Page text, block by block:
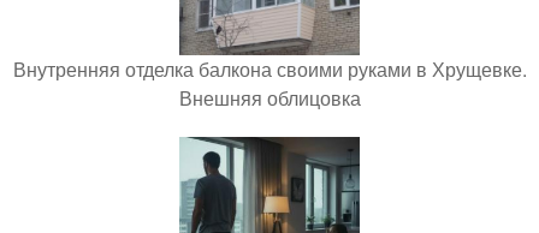
Внутренняя отделка балкона своими руками в Хрущевке.
Внешняя облицовка